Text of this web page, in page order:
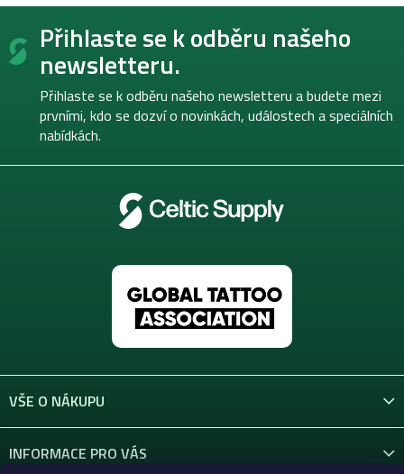
Z
Přihlaste se k odběru našeho
newsletteru.
Přihlaste se k odběru našeho newsletteru a budete mezi
prvními, kdo se dozví o novinkách, událostech a speciálních
nabídkách.
VŠE O NÁKUPU
INFORMACE PRO VÁS